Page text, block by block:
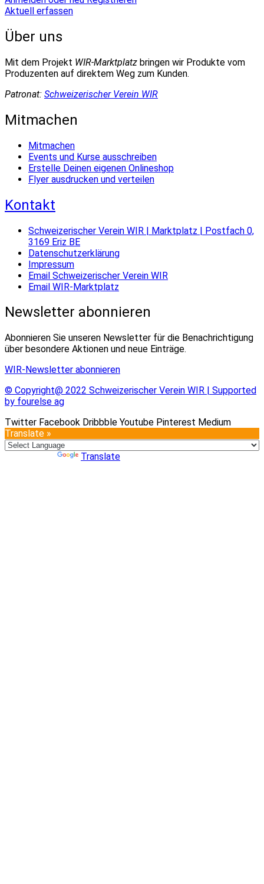
Aktuell erfassen
Über uns
Mit dem Projekt WIR-Marktplatz bringen wir Produkte vom
Produzenten auf direktem Weg zum Kunden.
Patronat: Schweizerischer Verein WIR
Mitmachen
Mitmachen
Events und Kurse ausschreiben
Erstelle Deinen eigenen Onlineshop
Flyer ausdrucken und verteilen
Kontakt
Schweizerischer Verein WIR | Marktplatz | Postfach 0,
3169 Eriz BE
Datenschutzerklärung
Impressum
Email Schweizerischer Verein WIR
Email WIR-Marktplatz
Newsletter abonnieren
Abonnieren Sie unseren Newsletter für die Benachrichtigung
über besondere Aktionen und neue Einträge.
WIR-Newsletter abonnieren
© Copyright@ 2022 Schweizerischer Verein WIR | Supported
by fourelse ag
Twitter Facebook Dribbble Youtube Pinterest Medium
Translate »
Translate